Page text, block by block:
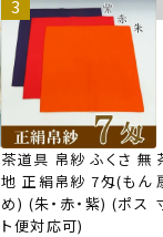
茶道具 帛紗 ふくさ 無
地 正絹帛紗 7匁(もん
め) (朱・赤・紫) (ポス
ト便対応可)